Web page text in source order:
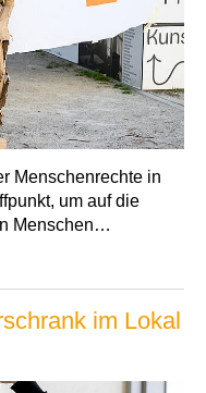
Menschenrechte in
um auf die
Menschen…
im Lokal